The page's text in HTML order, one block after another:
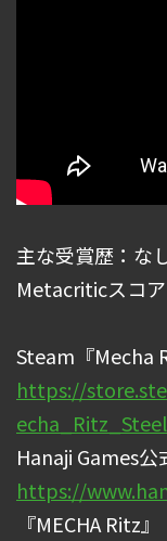
主な受賞歴：な
Metacriticスコア
Steam『Mecha
https://
Hanaji Games公
https://
『MECHA Ritz